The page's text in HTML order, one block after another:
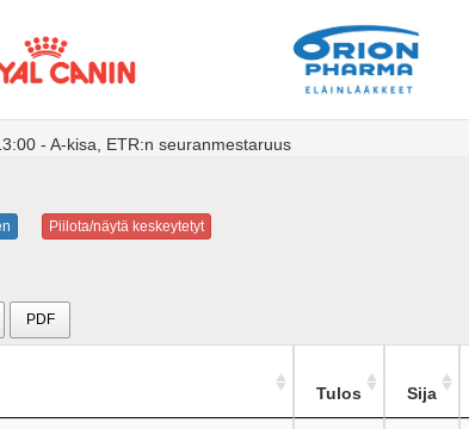
- A-kisa, ETR:n seuranmestaruus
Piilota/näytä keskeytetyt
PDF
Tulos Sija